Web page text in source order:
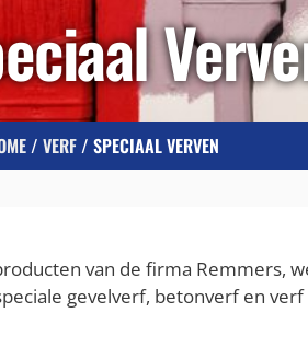
/ VERF/ SPECIAAL VERVEN
van de firma Remmers,
gevelverf, betonverf en